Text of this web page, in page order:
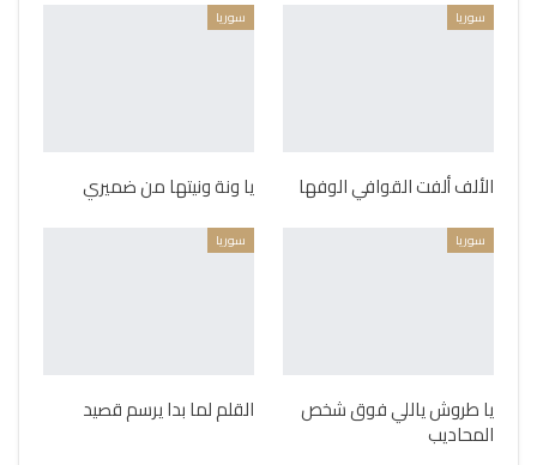
سوريا
الألف ألفت القوافي الوفها
سوريا
يا ونة ونيتها من ضميري
سوريا
يا طروش ياللي فوق شخص
المحاديب
سوريا
القلم لما بدا يرسم قصيد